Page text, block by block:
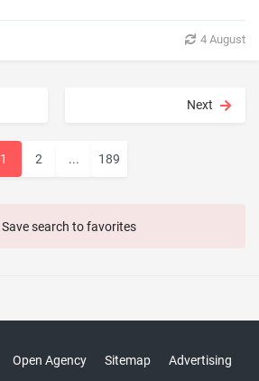
4 August
Next
1 2 ... 189
Save search to favorites
Open Agency Sitemap Advertising